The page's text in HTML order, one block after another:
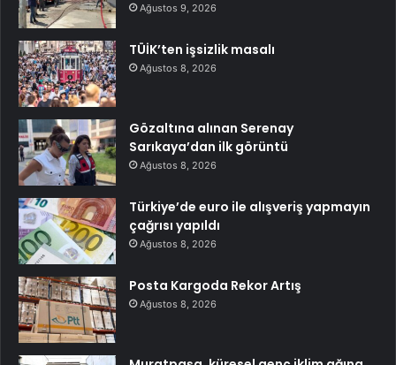
Ağustos 9, 2026
TÜİK’ten işsizlik masalı
Ağustos 8, 2026
Gözaltına alınan Serenay
Sarıkaya’dan ilk görüntü
Ağustos 8, 2026
Türkiye’de euro ile alışveriş yapmayın
çağrısı yapıldı
Ağustos 8, 2026
Posta Kargoda Rekor Artış
Ağustos 8, 2026